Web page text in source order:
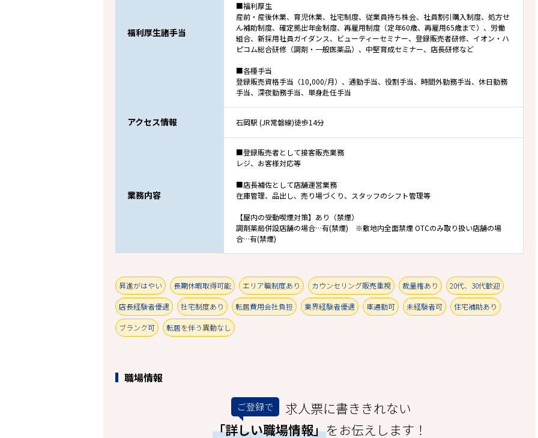
福利厚生諸手当
■福利厚生
産前・産後休業、育児休業、社宅制度、従業員持ち株会、社員割引購入制度、処方せ
ん補助制度、確定拠出年金制度、再雇用制度（定年60歳、再雇用65歳まで）、労働
組合、新採用社員ガイダンス、ビューティーセミナー、登録販売者研修、イオン・ハ
ピコム総合研修（調剤・一般医薬品）、中堅育成セミナー、店長研修など
■各種手当
登録販売資格手当（10,000/月）、通勤手当、役割手当、時間外勤務手当、休日勤務
手当、深夜勤務手当、単身赴任手当
アクセス情報 石岡駅 (JR常磐線)徒歩14分
業務内容
■登録販売者として接客販売業務
レジ、お客様対応等
■店長補佐として店舗運営業務
在庫管理、品出し、売り場づくり、スタッフのシフト管理等
【屋内の受動喫煙対策】あり（禁煙）
調剤薬局併設店舗の場合…有(禁煙) ※敷地内全面禁煙 OTCのみ取り扱い店舗の場
合…有(禁煙)
昇進がはやい 長期休暇取得可能 エリア職制度あり カウンセリング販売重視 裁量権あり 20代、30代歓迎
店長経験者優遇 社宅制度あり 転居費用会社負担 業界経験者優遇 車通勤可 未経験者可 住宅補助あり
ブランク可 転居を伴う異動なし
職場情報
ご登録で
求人票に書ききれない
「詳しい職場情報」をお伝えします！